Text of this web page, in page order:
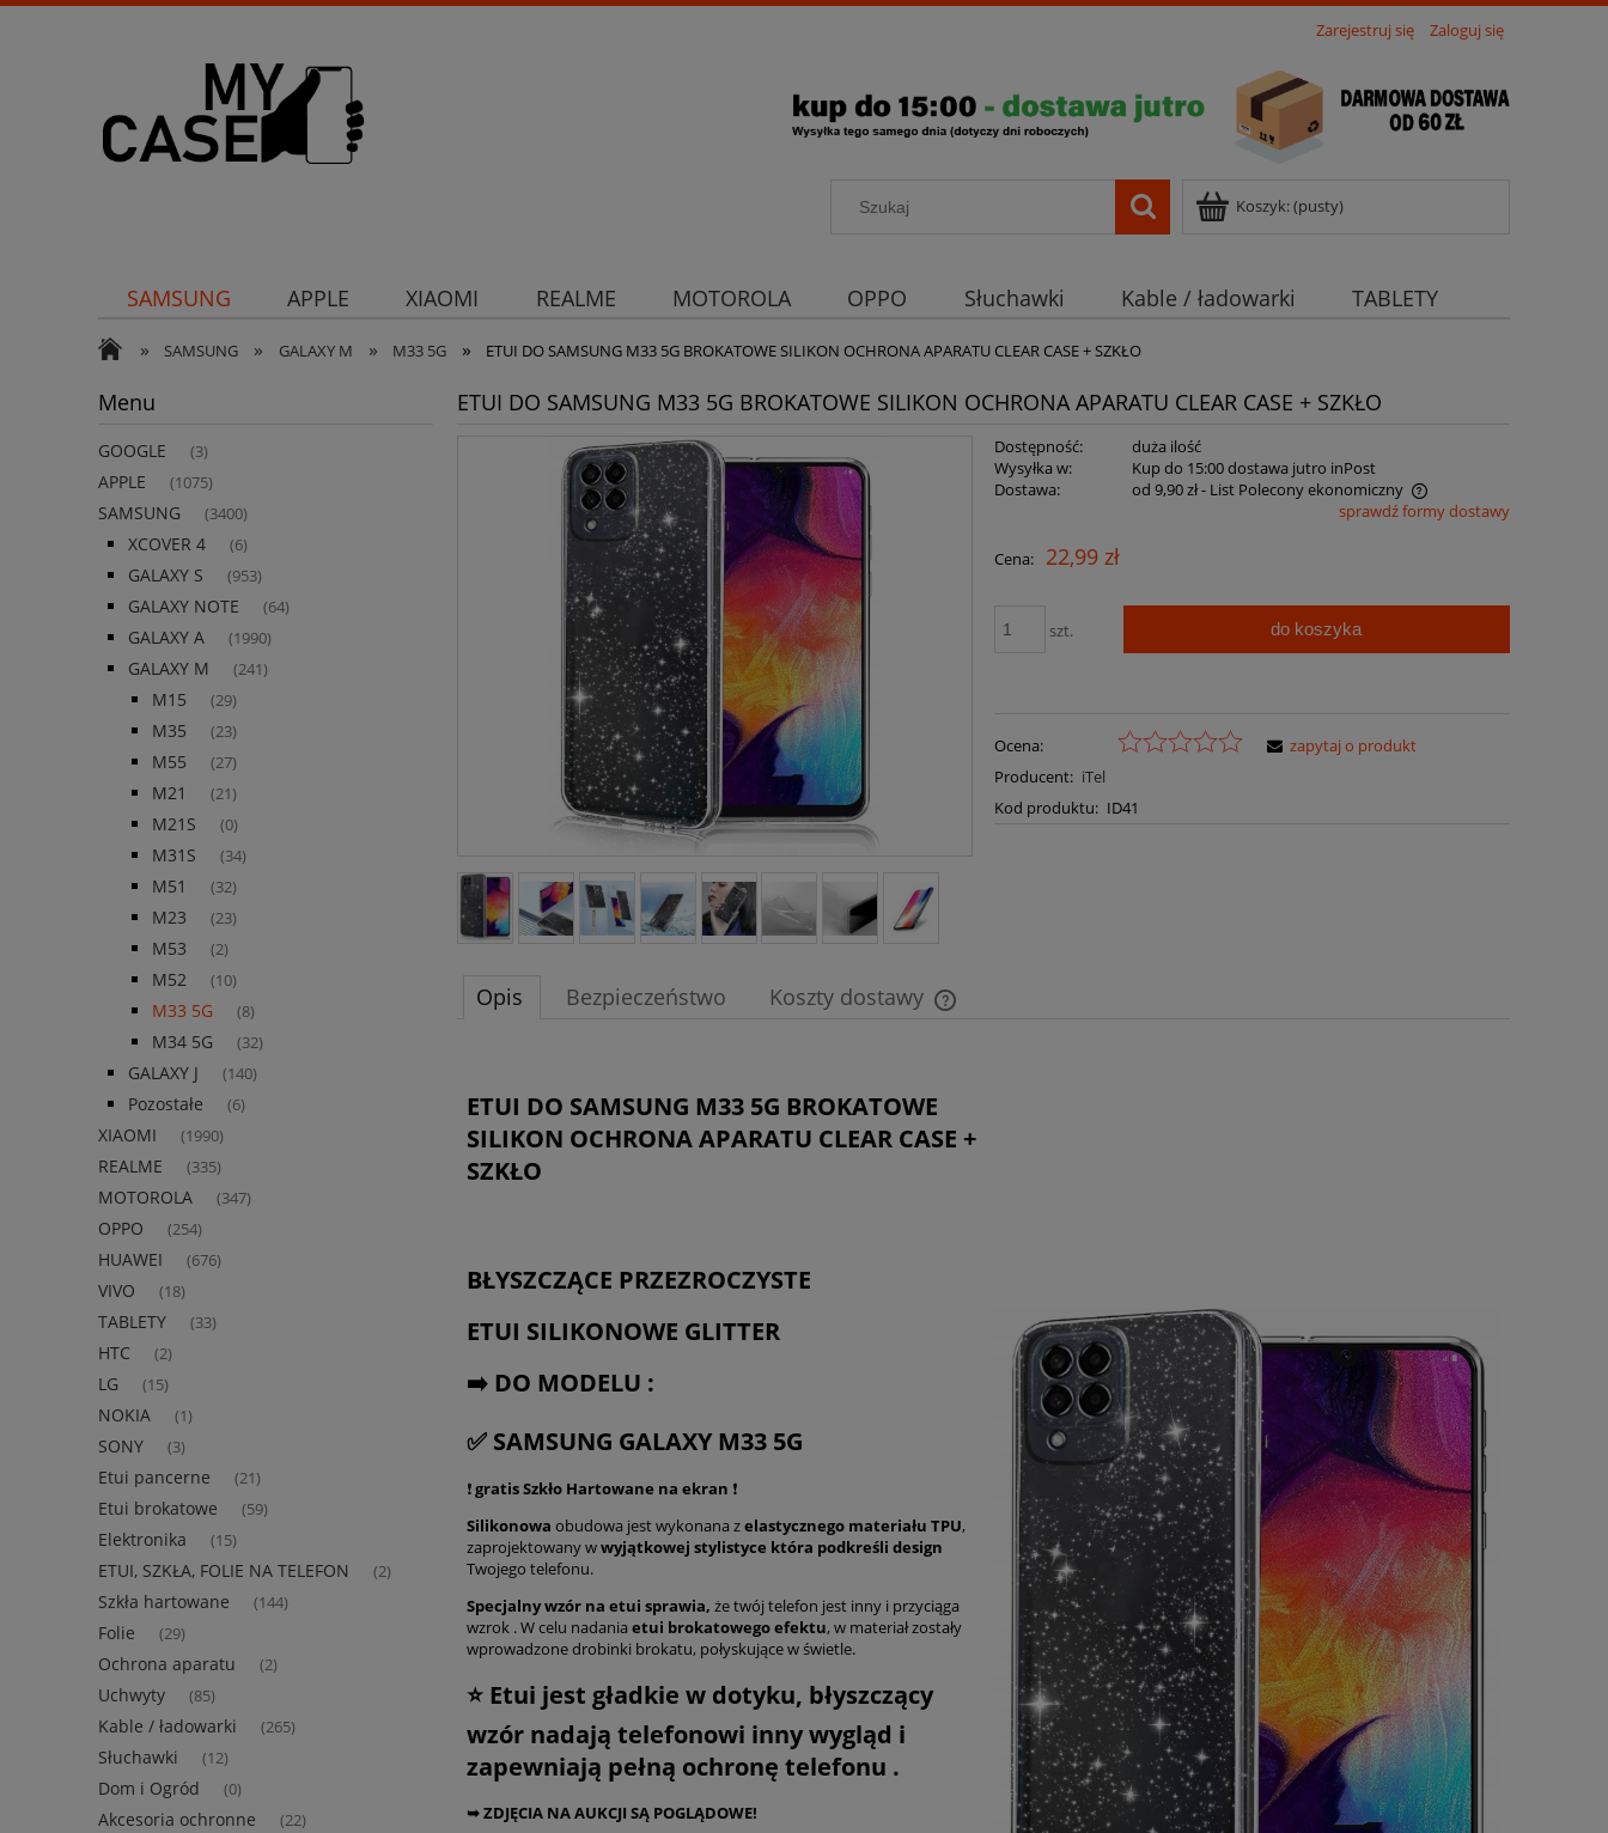
Zarejestruj się Zaloguj się
Koszyk:(pusty)
SAMSUNG APPLE XIAOMI REALME MOTOROLA OPPO Słuchawki Kable / ładowarki
TABLETY
Uchwyty
Ochrona aparatu Ochrona aparatu Strona główna
» SAMSUNG » GALAXY M » M33 5G » ETUI DO SAMSUNG M33 5G BROKATOWE SILIKON OCHRONA APARATU CLEAR CASE + SZKŁO
Menu
GOOGLE (3)
APPLE (1075)
SAMSUNG (3400)
XCOVER 4 (6)
GALAXY S (953)
GALAXY NOTE (64)
GALAXY A (1990)
GALAXY M (241)
M15 (29)
M35 (23)
M55 (27)
M21 (21)
M21S (0)
M31S (34)
M51 (32)
M23 (23)
M53 (2)
M52 (10)
M33 5G (8)
M34 5G (32)
GALAXY J (140)
Pozostałe (6)
XIAOMI (1990)
REALME (335)
MOTOROLA (347)
OPPO (254)
HUAWEI (676)
VIVO (18)
TABLETY (33)
HTC (2)
LG (15)
NOKIA (1)
SONY (3)
Etui pancerne (21)
Etui brokatowe (59)
Elektronika (15)
ETUI, SZKŁA, FOLIE NA TELEFON (2)
Szkła hartowane (144)
Folie (29)
Ochrona aparatu (2)
Uchwyty (85)
Kable / ładowarki (265)
Słuchawki (12)
Dom i Ogród (0)
Akcesoria ochronne (22)
ETUI DO SAMSUNG M33 5G BROKATOWE SILIKON OCHRONA APARATU CLEAR CASE + SZKŁO
Dostępność:
duża ilość
Wysyłka w:
Kup do 15:00 dostawa jutro inPost
Dostawa:
od 9,90 zł- List Polecony ekonomiczny
płatności
sprawdź formy dostawy
Cena: 22,99 zł
szt. do koszyka
Ocena:
Producent: iTel
Kod produktu: ID41
zapytaj o produkt
Opis Bezpieczeństwo Koszty dostawy
ETUI DO SAMSUNG M33 5G BROKATOWE
SILIKON OCHRONA APARATU CLEAR CASE +
SZKŁO
BŁYSZCZĄCE PRZEZROCZYSTE
ETUI SILIKONOWE GLITTER
➡️ DO MODELU :
✅ SAMSUNG GALAXY M33 5G
❗gratis Szkło Hartowane na ekran ❗
Silikonowa obudowa jest wykonana zelastycznego materiału TPU,
zaprojektowany wwyjątkowej stylistyce która podkreśli design
Twojego telefonu.
Specjalny wzór na etui sprawia, że ​​twój telefon jest inny i przyciąga
wzrok . W celu nadania etui brokatowego efektu, w materiał zostały
wprowadzone drobinki brokatu, połyskujące w świetle.
⭐ Etui jest gładkie w dotyku, błyszczący
wzór nadają telefonowi inny wygląd i
zapewniają pełną ochronę telefonu .
➥ ZDJĘCIA NA AUKCJI SĄ POGLĄDOWE!